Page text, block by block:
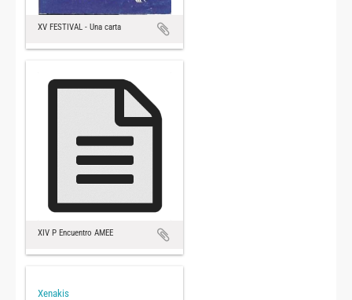
XV FESTIVAL - Una carta
XIV P Encuentro AMEE
Xenakis